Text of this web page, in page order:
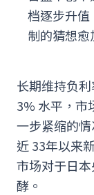
档逐步升
制的猜想愈
长期维持负
3% 水平，市
一步紧缩的
近 33年以来
市场对于日
酵。